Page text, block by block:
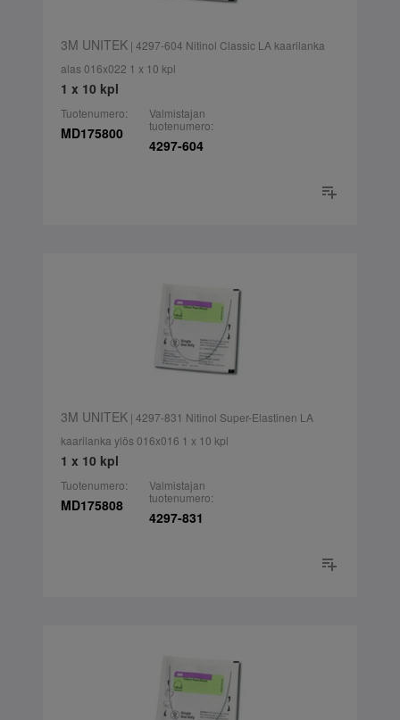
3M UNITEK| 4297-604 Nitinol Classic LA kaarilanka
alas 016x022 1 x 10 kpl
1 x 10 kpl
Tuotenumero:
MD175800
Valmistajan
tuotenumero:
4297-604
3M UNITEK| 4297-831 Nitinol Super-Elastinen LA
kaarilanka ylös 016x016 1 x 10 kpl
1 x 10 kpl
Tuotenumero:
MD175808
Valmistajan
tuotenumero:
4297-831